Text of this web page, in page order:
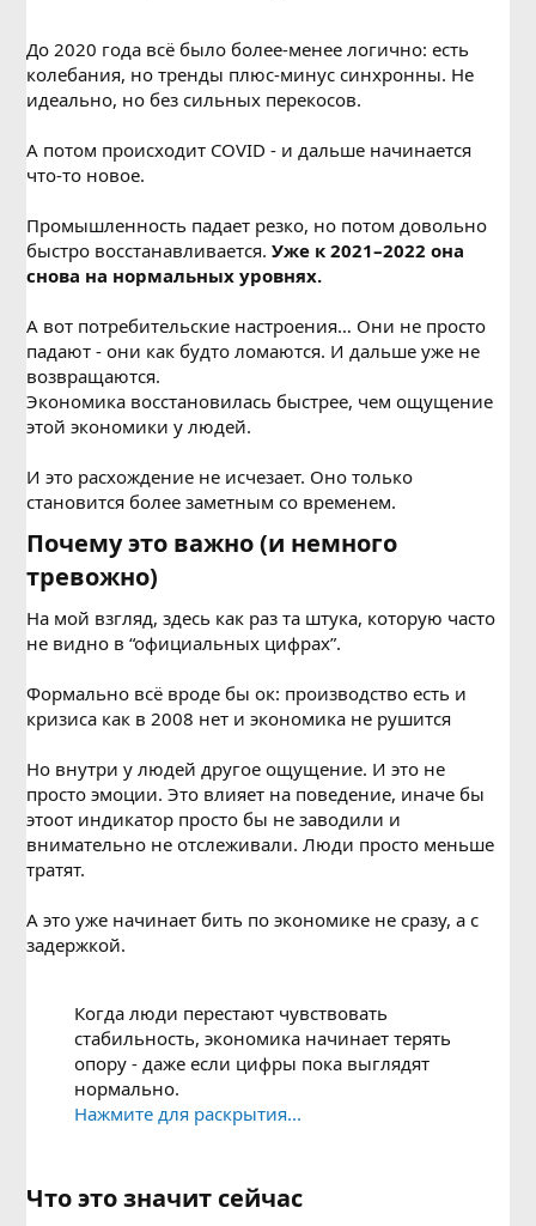
До 2020 года всё было более-менее логично: есть
колебания, но тренды плюс-минус синхронны. Не
идеально, но без сильных перекосов.
А потом происходит COVID - и дальше начинается
что-то новое.
Промышленность падает резко, но потом довольно
быстро восстанавливается.Уже к 2021–2022 она
снова на нормальных уровнях.
А вот потребительские настроения… Они не просто
падают - они как будто ломаются. И дальше уже не
возвращаются.
Экономика восстановилась быстрее, чем ощущение
этой экономики у людей.
И это расхождение не исчезает. Оно только
становится более заметным со временем.
Почему это важно (и немного
тревожно)​
На мой взгляд, здесь как раз та штука, которую часто
не видно в “официальных цифрах”.
Формально всё вроде бы ок: производство есть и
кризиса как в 2008 нет и экономика не рушится
Но внутри у людей другое ощущение. И это не
просто эмоции. Это влияет на поведение, иначе бы
этоот индикатор просто бы не заводили и
внимательно не отслеживали. Люди просто меньше
тратят.
А это уже начинает бить по экономике не сразу, а с
задержкой.
Когда люди перестают чувствовать
стабильность, экономика начинает терять
опору - даже если цифры пока выглядят
нормально.
Нажмите для раскрытия...
Что это значит сейчас​